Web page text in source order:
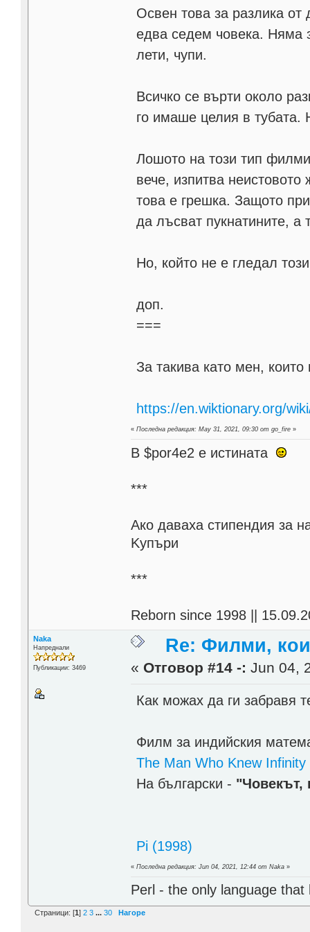
Освен това за разлика от
едва седем човека. Няма
лети, чупи.
Всичко се върти около
го имаше целия в тубата.
Лошото на този тип
вече, изпитва
това е грешка. Защото
да лъсват пукнатините, а
Но, който не е гледал
доп.
===
За такива като мен, които
https://en.wiktionary.org/
«Последна редакция: May 31, 2021, 09:30 от go_fire »
В $por4e2 e истината
***
Aко даваха стипендия за
Kупъри
***
Reborn since 1998 ||
Naka
Напреднали
Публикации: 3469
Re: Филми,
« Отговор #14 -: Jun 04,
Как можах да ги забравя
Филм за индийския
The Man Who Knew Infinity
На български - "Човекът,
Pi (1998)
«Последна редакция: Jun 04, 2021, 12:44 от Naka »
Perl - the only language
Страници: [1] 2 3 ... 30 Нагоре